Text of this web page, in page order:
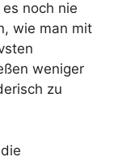
noch nie
wie man mit
weniger
zu